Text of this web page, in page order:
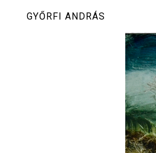
GYŐRFI ANDRÁS